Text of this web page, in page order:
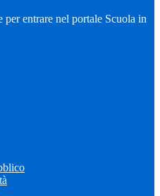
entrare nel portale Scuola in